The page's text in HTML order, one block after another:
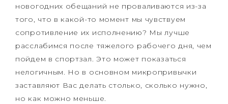
новогодних обещаний не проваливаются из-за
того, что в какой-то момент мы чувствуем
сопротивление их исполнению? Мы лучше
расслабимся после тяжелого рабочего дня, чем
пойдем в спортзал. Это может показаться
нелогичным. Но в основном микропривычки
заставляют Вас делать столько, сколько нужно,
но как можно меньше.